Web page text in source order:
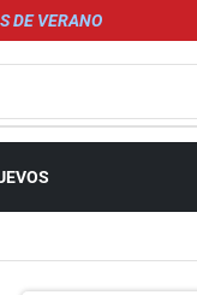
DE VERANO